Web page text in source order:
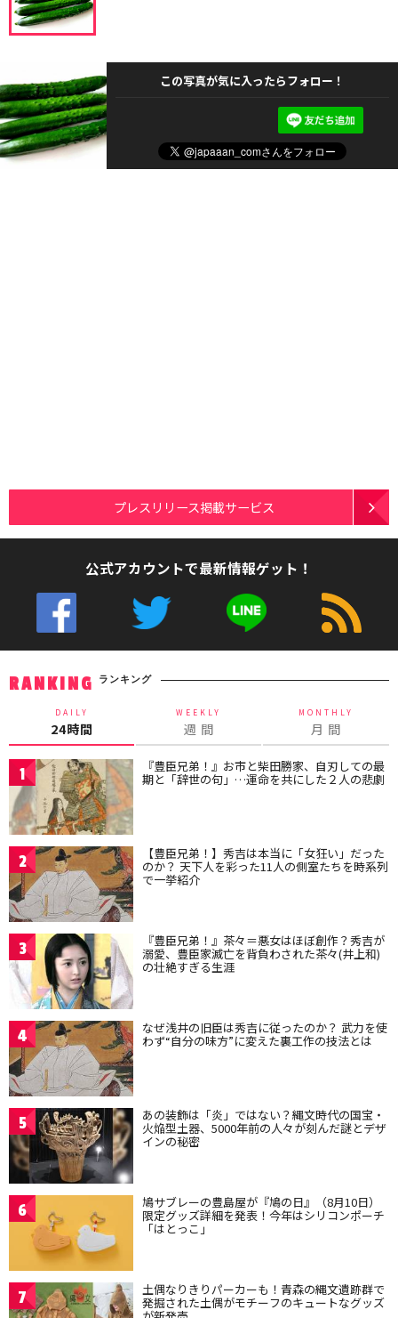
この写真が気に入ったらフォロー！
プレスリリース掲載サービス
公式アカウントで最新情報ゲット！
RANKING ランキング
DAILY
24時間
WEEKLY
週 間
MONTHLY
月 間
1 『豊臣兄弟！』お市と柴田勝家、自刃しての最
期と「辞世の句」…運命を共にした２人の悲劇
2 【豊臣兄弟！】秀吉は本当に「女狂い」だった
のか？ 天下人を彩った11人の側室たちを時系列
で一挙紹介
3 『豊臣兄弟！』茶々＝悪女はほぼ創作？秀吉が
溺愛、豊臣家滅亡を背負わされた茶々(井上和)
の壮絶すぎる生涯
4 なぜ浅井の旧臣は秀吉に従ったのか？ 武力を使
わず“自分の味方”に変えた裏工作の技法とは
5 あの装飾は「炎」ではない？縄文時代の国宝・
火焔型土器、5000年前の人々が刻んだ謎とデザ
インの秘密
6 鳩サブレーの豊島屋が『鳩の日』（8月10日）
限定グッズ詳細を発表！今年はシリコンポーチ
「はとっこ」
7 土偶なりきりパーカーも！青森の縄文遺跡群で
発掘された土偶がモチーフのキュートなグッズ